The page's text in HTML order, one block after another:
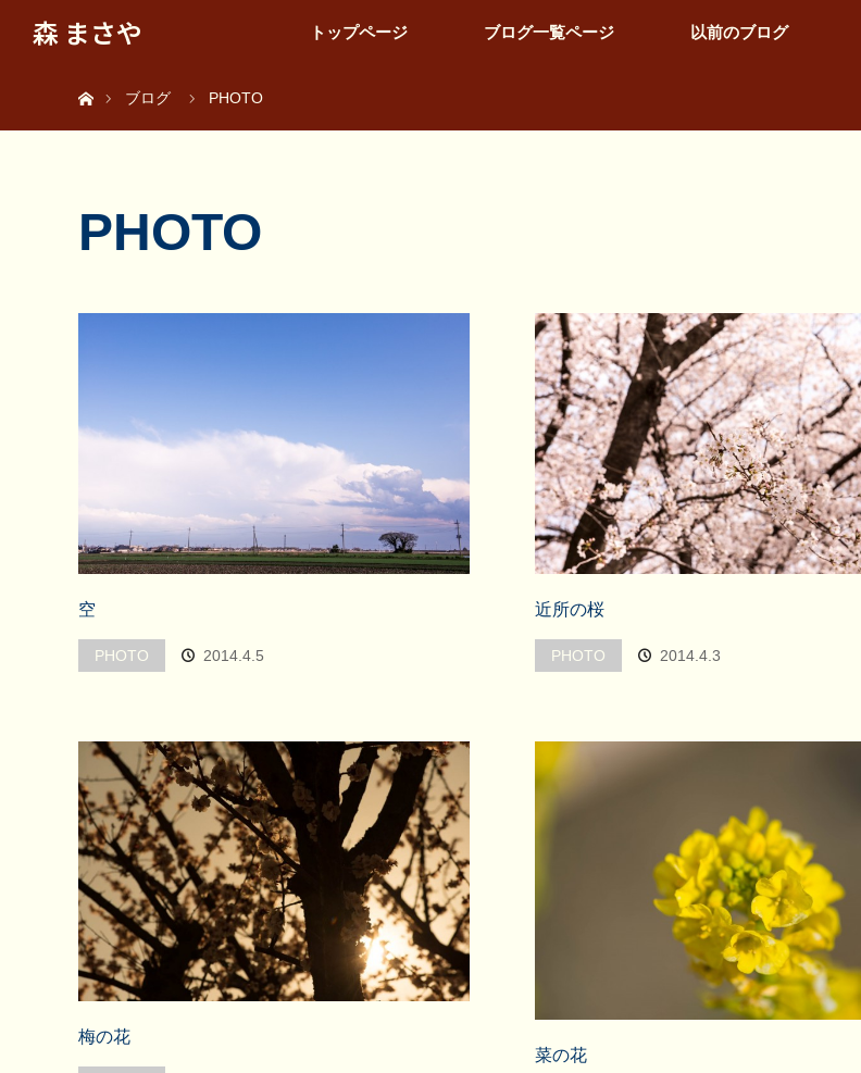
森 まさや トップページ ブログ一覧ページ 以前のブログ
ブログ
PHOTO
PHOTO
空
PHOTO 2014.4.5
近所の桜
PHOTO 2014.4.3
梅の花
菜の花